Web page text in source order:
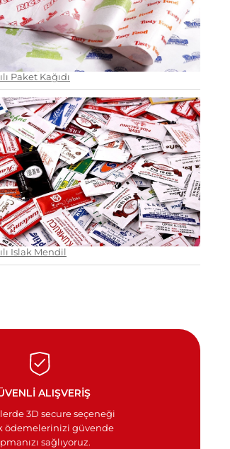
Paket Kağıdı
Islak Mendil
ALIŞVERİŞ
3D secure seçeneği
ödemelerinizi güvende
sağlıyoruz.